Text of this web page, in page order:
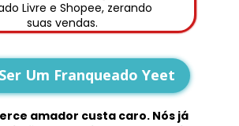
Livre e Shopee, zerando
suas vendas.
amador custa caro. Nós já
Um Franqueado Yeet